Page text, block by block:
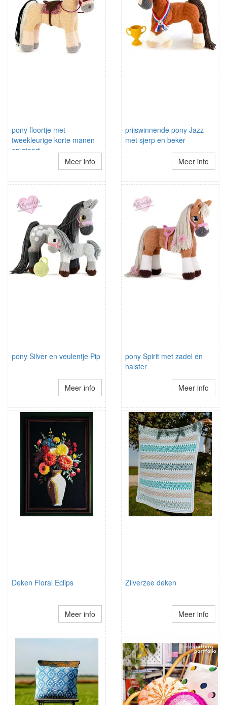
pony floortje met
tweekleurige korte manen
en staart
Meer info
prijswinnende pony Jazz
met sjerp en beker
Meer info
pony Silver en veulentje Pip
Meer info
pony Spirit met zadel en
halster
Meer info
Deken Floral Eclips
Meer info
Zilverzee deken
Meer info